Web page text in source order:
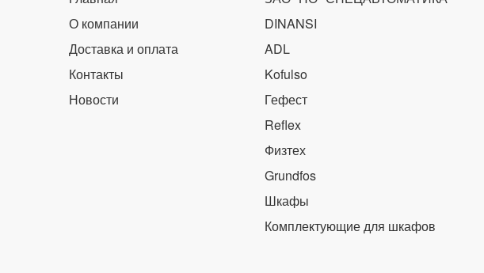
О компании
Доставка и оплата
Контакты
Новости
DINANSI
ADL
Kofulso
Гефест
Reflex
Физтех
Grundfos
Шкафы
Комплектующие для шкафов